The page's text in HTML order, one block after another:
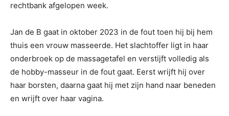
rechtbank afgelopen week.
Jan de B gaat in oktober 2023 in de fout toen hij bij hem
thuis een vrouw masseerde. Het slachtoffer ligt in haar
onderbroek op de massagetafel en verstijft volledig als
de hobby-masseur in de fout gaat. Eerst wrijft hij over
haar borsten, daarna gaat hij met zijn hand naar beneden
en wrijft over haar vagina.